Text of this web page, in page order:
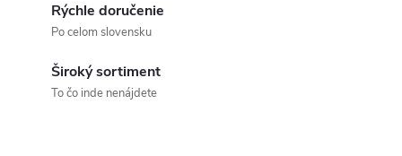
Rýchle doručenie
Po celom slovensku
Široký sortiment
To čo inde nenájdete